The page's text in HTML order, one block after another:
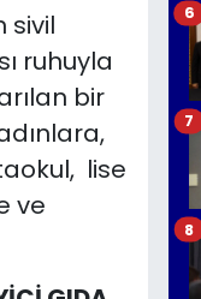
sivil
ruhuyla
bir
lise
ve
6
7
8